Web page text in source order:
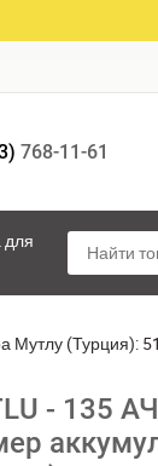
768-11-61
для
Мутлу (Турция):
- 135